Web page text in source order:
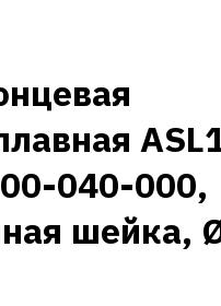
040-000,
шейка,